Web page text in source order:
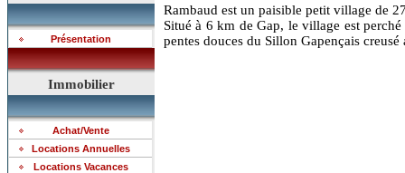
Présentation
Immobilier
Achat/Vente
Locations Annuelles
Locations Vacances
Rambaud est un paisible petit village de
Situé à 6 km de Gap, le village est
pentes douces du Sillon Gapençais